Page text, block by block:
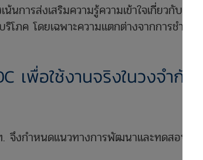
การส่งเสริมความรู้ความเข้าใจเกี่ยวกับ
ค โดยเฉพาะความแตกต่างจากการชำระเงิน
พื่อใช้งานจริงในวงจำกัด
จึงกำหนดแนวทางการพัฒนาและทดสอบการ